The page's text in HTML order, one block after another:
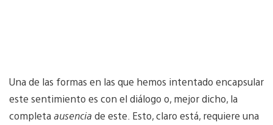
Una de las formas en las que hemos intentado encapsular
este sentimiento es con el diálogo o, mejor dicho, la
completa ausencia de este. Esto, claro está, requiere una